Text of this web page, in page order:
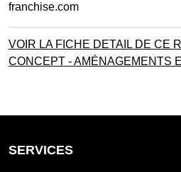
franchise.com
VOIR LA FICHE DETAIL DE CE
CONCEPT - AMÉNAGEMENTS
SERVICES